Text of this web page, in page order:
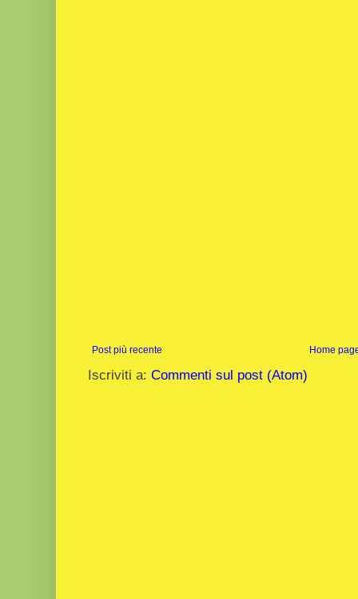
Post più recente Home
Iscriviti a: Commenti sul post (Atom)